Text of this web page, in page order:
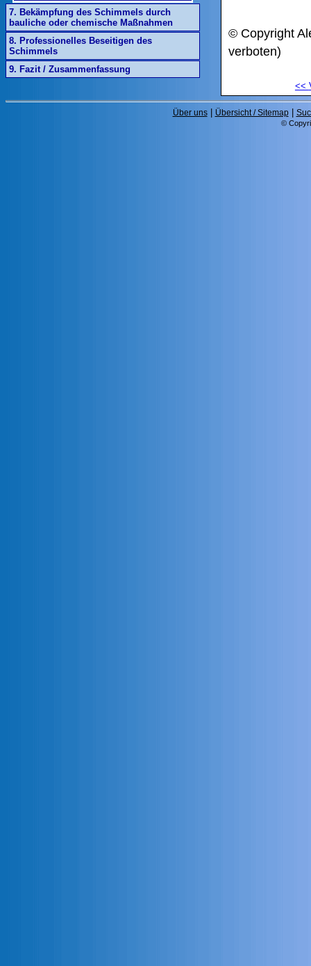
7. Bekämpfung des Schimmels durch
bauliche oder chemische Maßnahmen
8. Professionelles Beseitigen des
Schimmels
9. Fazit / Zusammenfassung
© Copyright
verboten)
<<
Über uns| Übersicht / Sitemap|
©